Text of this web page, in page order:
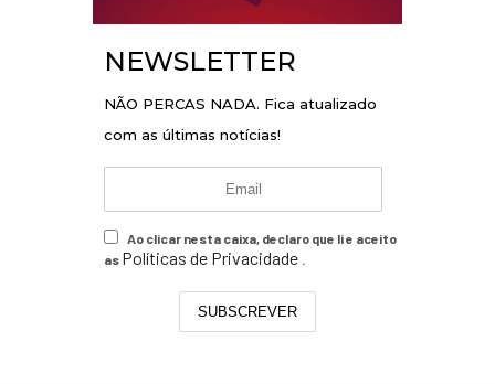
NEWSLETTER
NÃO PERCAS NADA. Fica atualizado
com as últimas notícias!
Ao clicar nesta caixa, declaro que li e aceito
as Políticas de Privacidade
SUBSCREVER